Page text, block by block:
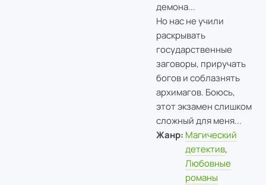
демона...
Но нас не учили
раскрывать
государственные
заговоры, приручать
богов и соблазнять
архимагов. Боюсь,
этот экзамен слишком
сложный для меня...
Жанр: Магический
детектив,
Любовные
романы